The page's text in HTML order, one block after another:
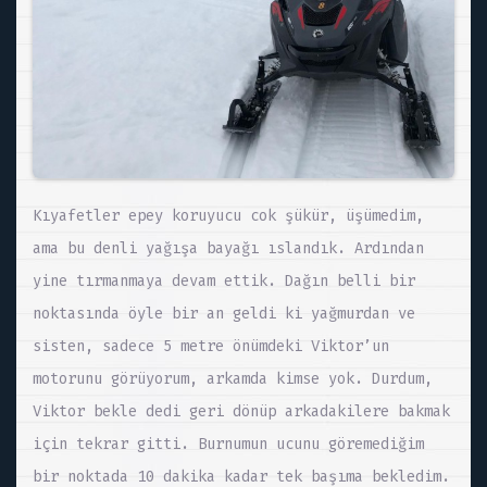
Kıyafetler epey koruyucu cok şükür, üşümedim,
ama bu denli yağışa bayağı ıslandık. Ardından
yine tırmanmaya devam ettik. Dağın belli bir
noktasında öyle bir an geldi ki yağmurdan ve
sisten, sadece 5 metre önümdeki Viktor’un
motorunu görüyorum, arkamda kimse yok. Durdum,
Viktor bekle dedi geri dönüp arkadakilere bakmak
için tekrar gitti. Burnumun ucunu göremediğim
bir noktada 10 dakika kadar tek başıma bekledim.